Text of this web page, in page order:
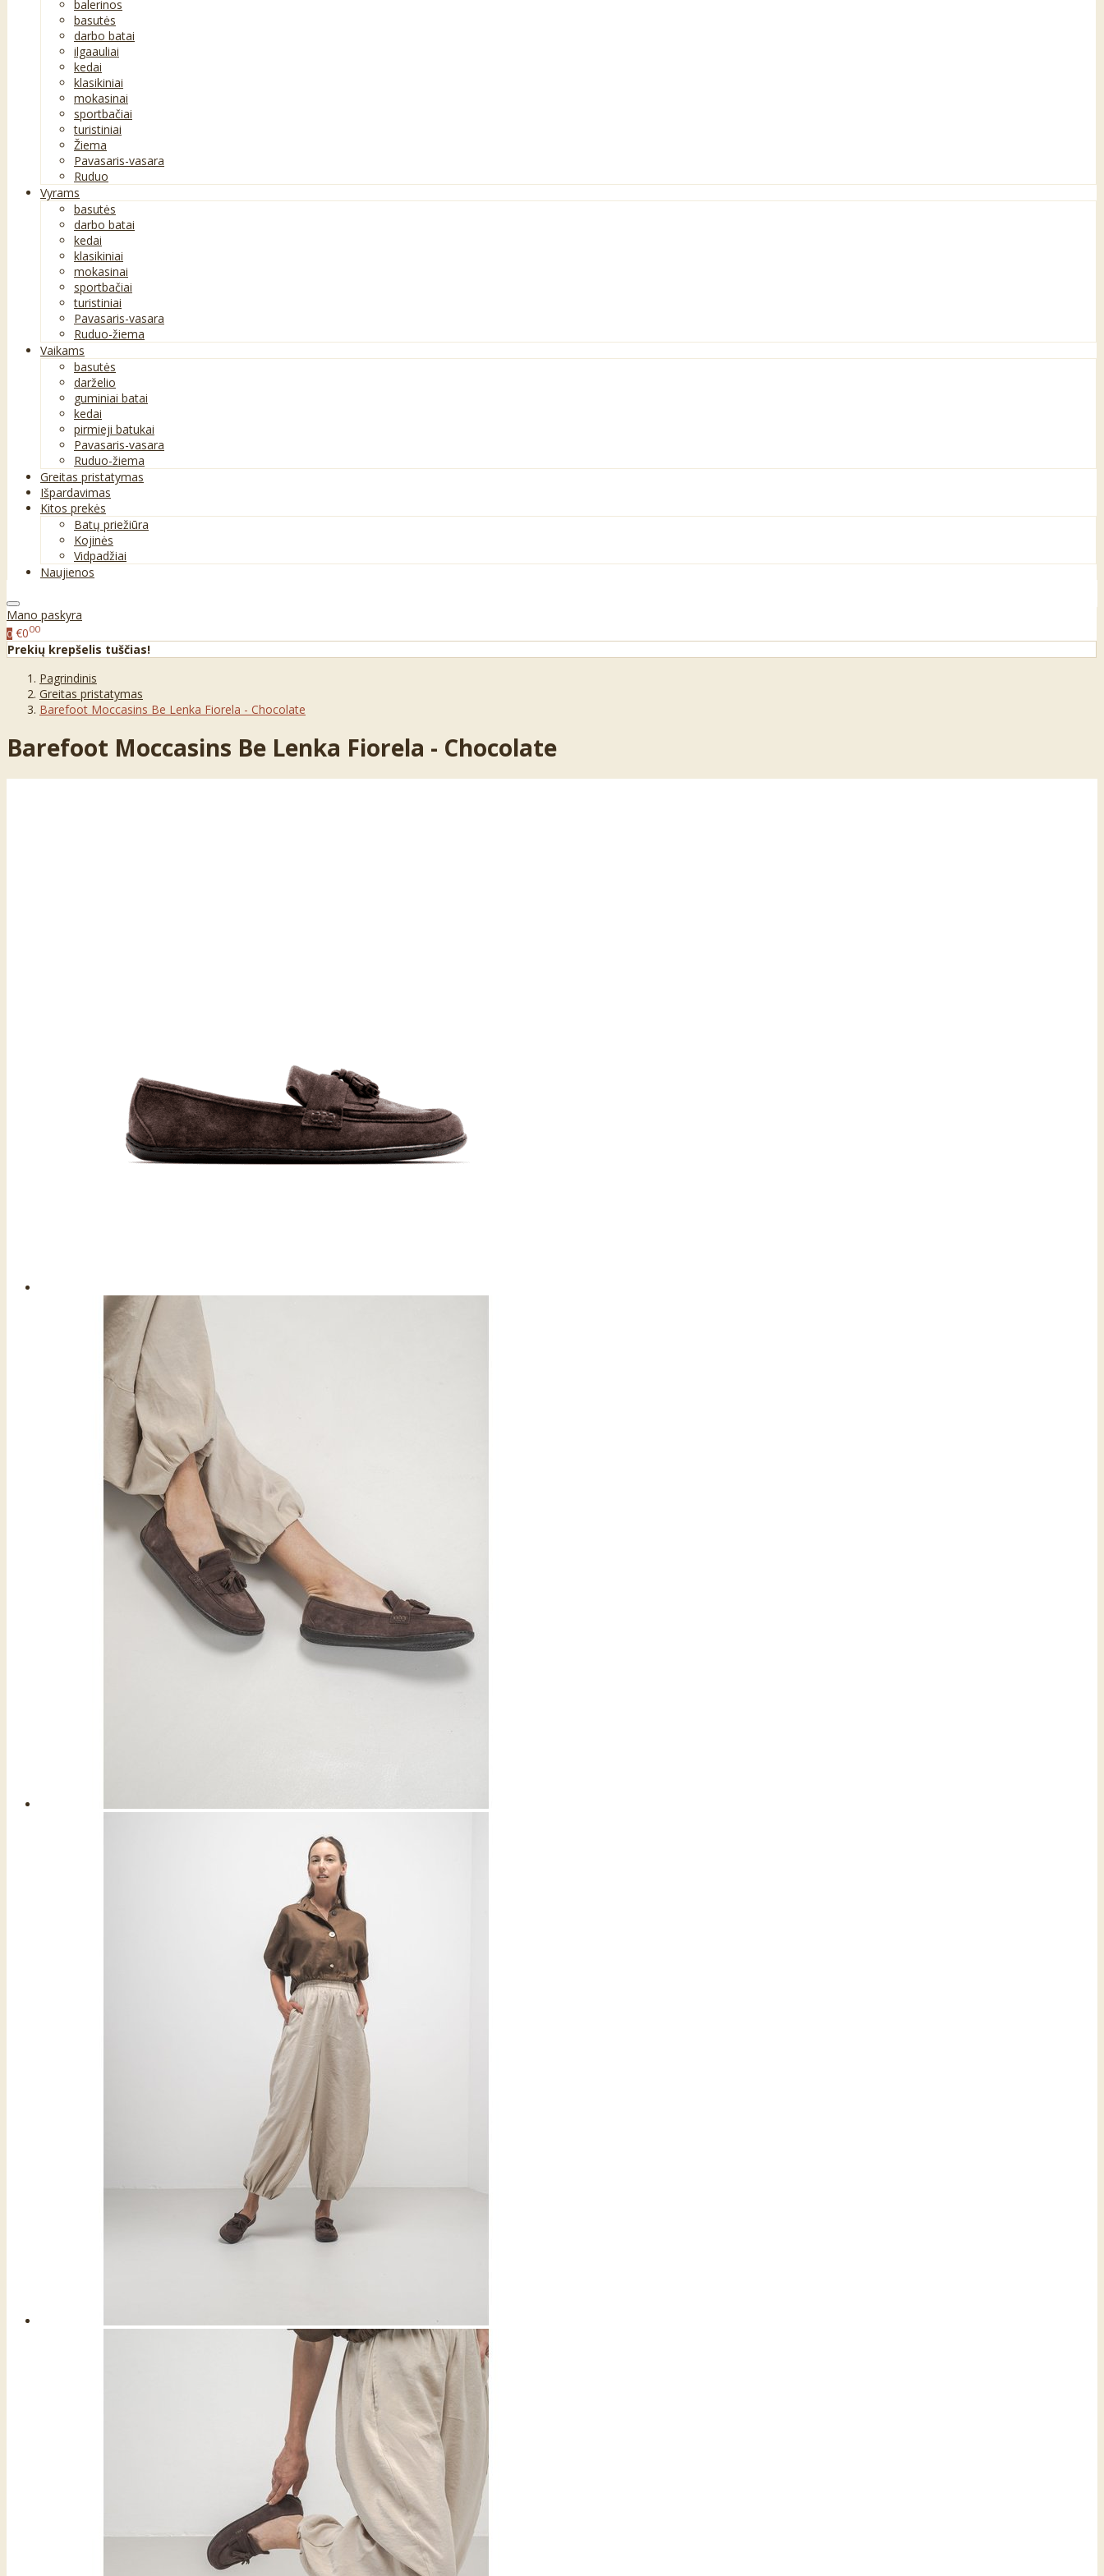
balerinos
basutės
darbo batai
ilgaauliai
kedai
klasikiniai
mokasinai
sportbačiai
turistiniai
Žiema
Pavasaris-vasara
Ruduo
Vyrams
basutės
darbo batai
kedai
klasikiniai
mokasinai
sportbačiai
turistiniai
Pavasaris-vasara
Ruduo-žiema
Vaikams
basutės
darželio
guminiai batai
kedai
pirmieji batukai
Pavasaris-vasara
Ruduo-žiema
Greitas pristatymas
Išpardavimas
Kitos prekės
Batų priežiūra
Kojinės
Vidpadžiai
Naujienos
Mano paskyra
0 €000
Prekių krepšelis tuščias!
Pagrindinis
Greitas pristatymas
Barefoot Moccasins Be Lenka Fiorela - Chocolate
Barefoot Moccasins Be Lenka Fiorela - Chocolate